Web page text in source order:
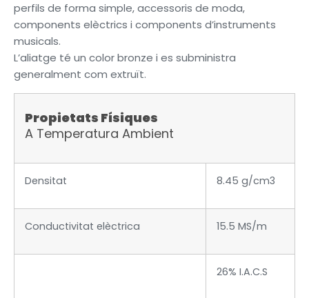
perfils de forma simple, accessoris de moda,
components elèctrics i components d’instruments
musicals.
L’aliatge té un color bronze i es subministra
generalment com extruït.
Propietats Físiques
A Temperatura Ambient
Densitat 8.45 g/cm3
Conductivitat elèctrica 15.5 MS/m
26% I.A.C.S